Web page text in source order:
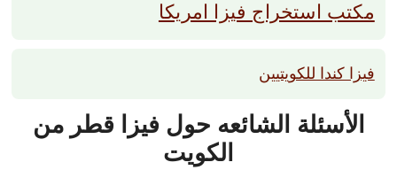
مكتب استخراج فيزا امريكا
فيزا كندا للكويتيين
الأسئلة الشائعه حول فيزا قطر من
الكويت